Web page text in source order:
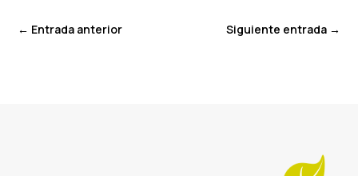
← Entrada anterior Siguiente entrada→